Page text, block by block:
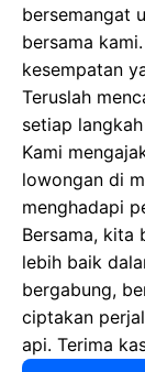
bersemangat
bersama
kesempatan
Teruslah
setiap
Kami
lowongan di
menghadapi
Bersama, kita
lebih baik
bergabung,
ciptakan
api. Terima